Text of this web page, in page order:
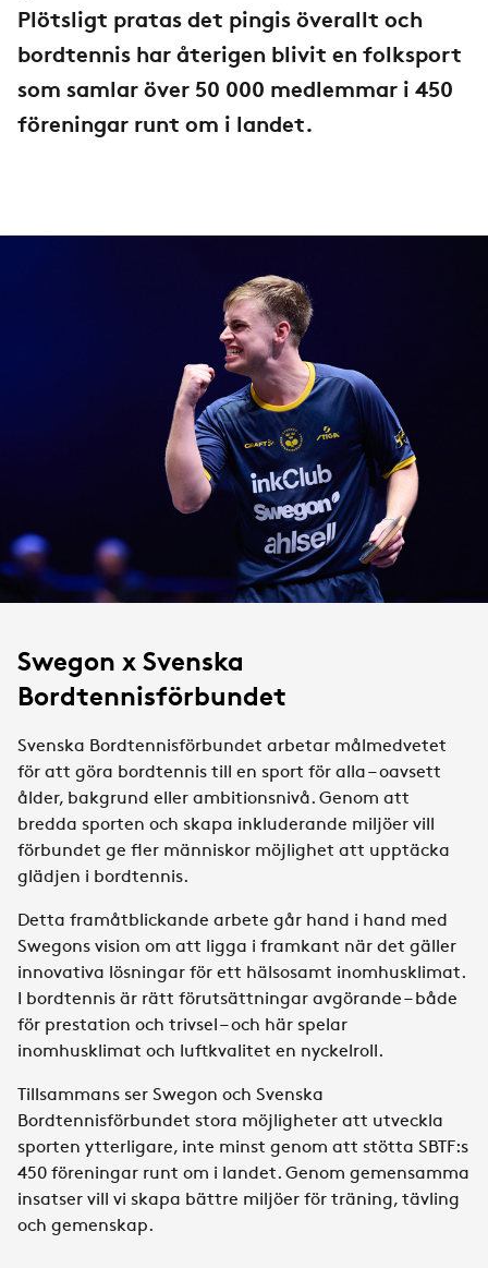
Plötsligt pratas det pingis överallt och
bordtennis har återigen blivit en folksport
som samlar över 50 000 medlemmar i 450
föreningar runt om i landet.
Swegon x Svenska
Bordtennisförbundet
Svenska Bordtennisförbundet arbetar målmedvetet
för att göra bordtennis till en sport för alla – oavsett
ålder, bakgrund eller ambitionsnivå. Genom att
bredda sporten och skapa inkluderande miljöer vill
förbundet ge fler människor möjlighet att upptäcka
glädjen i bordtennis.
Detta framåtblickande arbete går hand i hand med
Swegons vision om att ligga i framkant när det gäller
innovativa lösningar för ett hälsosamt inomhusklimat.
I bordtennis är rätt förutsättningar avgörande – både
för prestation och trivsel – och här spelar
inomhusklimat och luftkvalitet en nyckelroll.
Tillsammans ser Swegon och Svenska
Bordtennisförbundet stora möjligheter att utveckla
sporten ytterligare, inte minst genom att stötta SBTF:s
450 föreningar runt om i landet. Genom gemensamma
insatser vill vi skapa bättre miljöer för träning, tävling
och gemenskap.